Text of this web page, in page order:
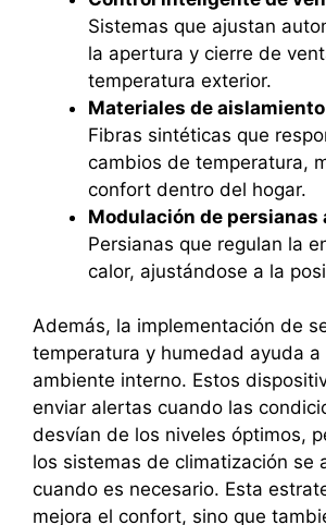
Sistemas que ajustan
la apertura y cierre de
temperatura exterior.
Materiales de
Fibras sintéticas que
cambios de temperatura,
confort dentro del hogar.
Modulación de persianas
Persianas que regulan la
calor, ajustándose a la
Además, la implementación de
temperatura y humedad ayuda a
ambiente interno. Estos
enviar alertas cuando las
desvían de los niveles óptimos,
los sistemas de climatización se
cuando es necesario. Esta
mejora el confort, sino que